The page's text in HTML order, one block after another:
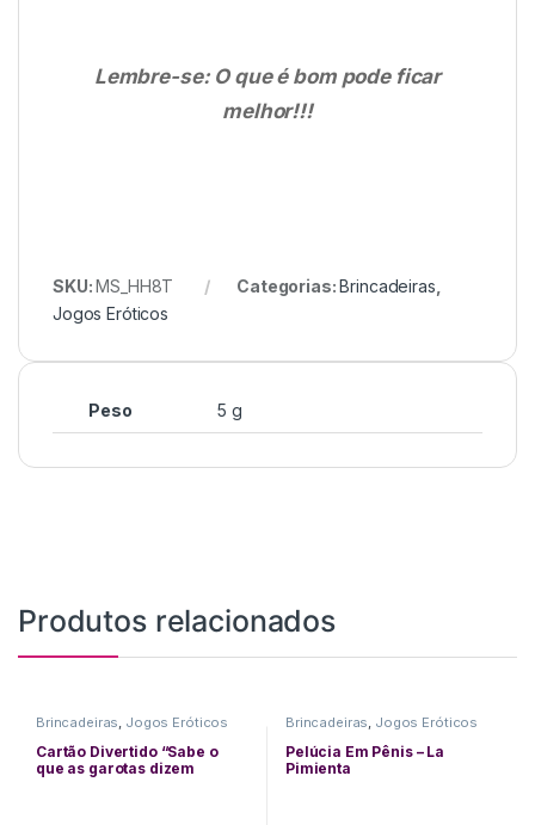
Lembre-se: O que é bom pode ficar
melhor!!!
SKU:MS_HH8T Categorias:Brincadeiras
Jogos Eróticos
Peso 5 g
Produtos relacionados
Brincadeiras, Jogos Eróticos
Cartão Divertido “Sabe o
que as garotas dizem
Brincadeiras, Jogos Eróticos
Pelúcia Em Pênis – La
Pimienta